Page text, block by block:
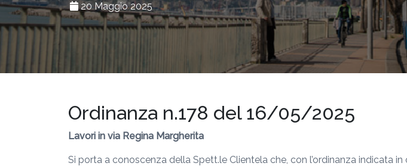
20 Maggio 2025
Ordinanza n.178 del 16/05/2025
Lavori in via Regina Margherita
Si porta a conoscenza della Spett.le Clientela che, con l’ordinanza indicata